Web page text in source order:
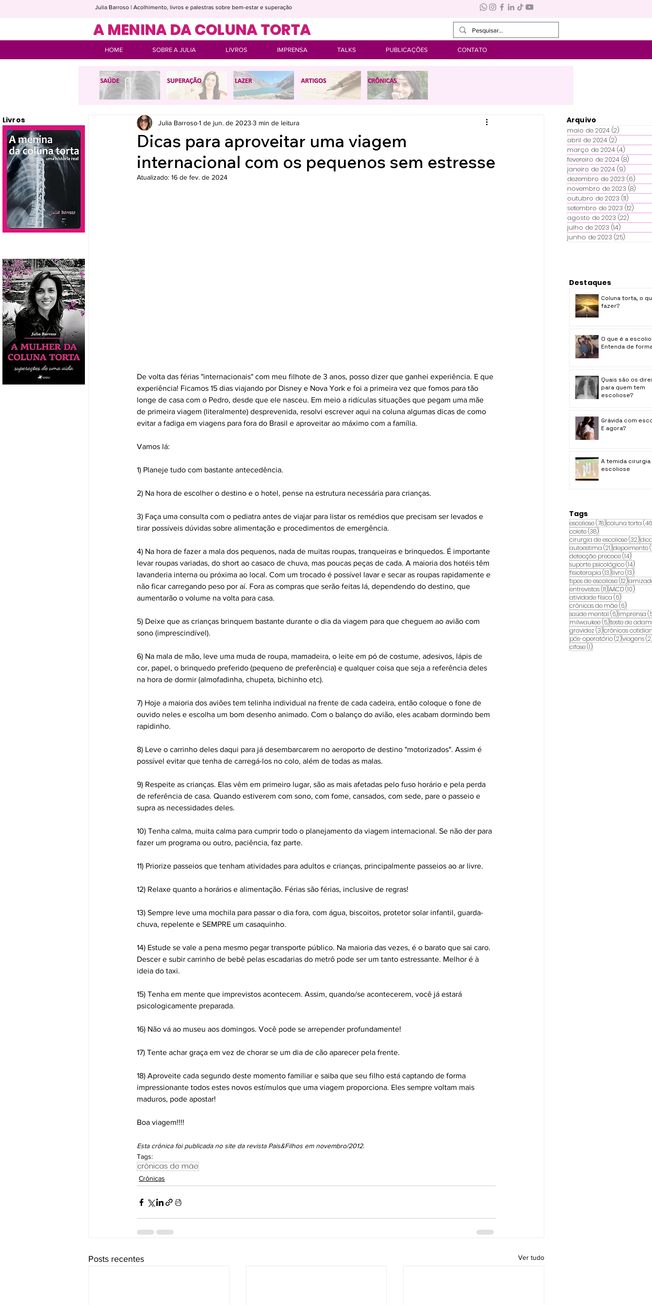
Julia Barroso | Acolhimento, livros e palestras sobre bem-estar e superação
A MENINA DA COLUNA TORTA
HOME SOBRE A JULIA LIVROS IMPRENSA TALKS PUBLICAÇÕES CONTATO
Livros
Dicas para aproveitar uma viagem
internacional com os pequenos sem estresse
Julia Barroso1 de jun. de 2023 3 min de leitura
Atualizado: 16 de fev. de 2024
De volta das férias "internacionais" com meu filhote de 3 anos, posso dizer que ganhei experiência. E que
experiência! Ficamos 15 dias viajando por Disney e Nova York e foi a primeira vez que fomos para tão
longe de casa com o Pedro, desde que ele nasceu. Em meio a ridículas situações que pegam uma mãe
de primeira viagem (literalmente) desprevenida, resolvi escrever aqui na coluna algumas dicas de como
evitar a fadiga em viagens para fora do Brasil e aproveitar ao máximo com a família.
Vamos lá:
1) Planeje tudo com bastante antecedência.
2) Na hora de escolher o destino e o hotel, pense na estrutura necessária para crianças.
3) Faça uma consulta com o pediatra antes de viajar para listar os remédios que precisam ser levados e
tirar possíveis dúvidas sobre alimentação e procedimentos de emergência.
4) Na hora de fazer a mala dos pequenos, nada de muitas roupas, tranqueiras e brinquedos. É importante
levar roupas variadas, do short ao casaco de chuva, mas poucas peças de cada. A maioria dos hotéis têm
lavanderia interna ou próxima ao local. Com um trocado é possível lavar e secar as roupas rapidamente e
não ficar carregando peso por aí. Fora as compras que serão feitas lá, dependendo do destino, que
aumentarão o volume na volta para casa.
5) Deixe que as crianças brinquem bastante durante o dia da viagem para que cheguem ao avião com
sono (imprescindível).
6) Na mala de mão, leve uma muda de roupa, mamadeira, o leite em pó de costume, adesivos, lápis de
cor, papel, o brinquedo preferido (pequeno de preferência) e qualquer coisa que seja a referência deles
na hora de dormir (almofadinha, chupeta, bichinho etc).
7) Hoje a maioria dos aviões tem telinha individual na frente de cada cadeira, então coloque o fone de
ouvido neles e escolha um bom desenho animado. Com o balanço do avião, eles acabam dormindo bem
rapidinho.
8) Leve o carrinho deles daqui para já desembarcarem no aeroporto de destino "motorizados". Assim é
possível evitar que tenha de carregá-los no colo, além de todas as malas.
9) Respeite as crianças. Elas vêm em primeiro lugar, são as mais afetadas pelo fuso horário e pela perda
de referência de casa. Quando estiverem com sono, com fome, cansados, com sede, pare o passeio e
supra as necessidades deles.
10) Tenha calma, muita calma para cumprir todo o planejamento da viagem internacional. Se não der para
fazer um programa ou outro, paciência, faz parte.
11) Priorize passeios que tenham atividades para adultos e crianças, principalmente passeios ao ar livre.
12) Relaxe quanto a horários e alimentação. Férias são férias, inclusive de regras!
13) Sempre leve uma mochila para passar o dia fora, com água, biscoitos, protetor solar infantil, guarda-
chuva, repelente e SEMPRE um casaquinho.
14) Estude se vale a pena mesmo pegar transporte público. Na maioria das vezes, é o barato que sai caro.
Descer e subir carrinho de bebê pelas escadarias do metrô pode ser um tanto estressante. Melhor é à
ideia do taxi.
15) Tenha em mente que imprevistos acontecem. Assim, quando/se acontecerem, você já estará
psicologicamente preparada.
16) Não vá ao museu aos domingos. Você pode se arrepender profundamente!
17) Tente achar graça em vez de chorar se um dia de cão aparecer pela frente.
18) Aproveite cada segundo deste momento familiar e saiba que seu filho está captando de forma
impressionante todos estes novos estímulos que uma viagem proporciona. Eles sempre voltam mais
maduros, pode apostar!
Boa viagem!!!!
Esta crônica foi publicada no site da revista Pais&Filhos em novembro/2012.
Tags:
crônicas de mãe
Crônicas
Posts recentes Ver tudo
Arquivo
maio de 2024 (2)
abril de 2024 (2)
março de 2024 (4)
fevereiro de 2024 (8)
janeiro de 2024 (9)
dezembro de 2023 (6)
novembro de 2023 (8)
outubro de 2023 (11)
setembro de 2023 (12)
agosto de 2023 (22)
julho de 2023 (14)
junho de 2023 (25)
Destaques
Coluna torta, o
fazer?
O que é a
Entenda de
Quais são os
para quem tem
escoliose?
Grávida com
E agora?
A temida cirurgia
escoliose
Tags
escoliose(78)78 posts
coluna torta
colete(38)38 posts
cirurgia de escoliose(32)32
autoestima (21)21 posts
depoimento
detecção precoce(14)14 posts
suporte psicológico(14)14
fisioterapia (13)13 posts
livro(13)13
tipos de escoliose(12)12 posts
entrevistas(11)11 posts
AACD(10)10
atividade física (6)6 posts
crônicas de mãe(6)6 posts
saúde mental (6)6 posts
imprensa
milwaukee(5)5 posts
teste de
gravidez (3)3 posts
crônicas
pós-operatório(2)2 posts
viagens
cifose(1)1 post